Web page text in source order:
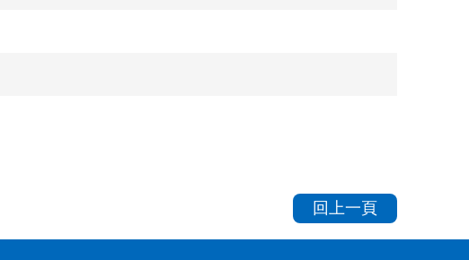
回上一頁